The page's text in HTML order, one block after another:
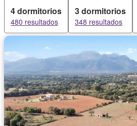
4 dormitorios
480 resultados
3 dormitorios
348 resultados